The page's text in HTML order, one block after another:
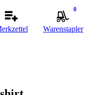
0
Warenstapler